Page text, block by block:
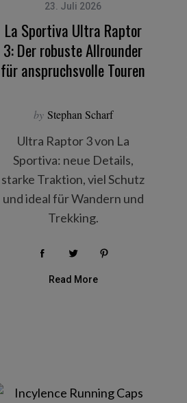
23. Juli 2026
La Sportiva Ultra Raptor
3: Der robuste Allrounder
für anspruchsvolle Touren
by Stephan Scharf
Ultra Raptor 3 von La
Sportiva: neue Details,
starke Traktion, viel Schutz
und ideal für Wandern und
Trekking.
Read More